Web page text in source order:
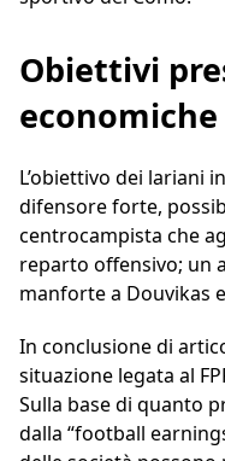
Obiettivi
L’obiettivo dei lariani
difensore forte,
centrocampista che
reparto offensivo; un
manforte a Douvikas
In conclusione di
situazione legata al
Sulla base di quanto
dalla “football